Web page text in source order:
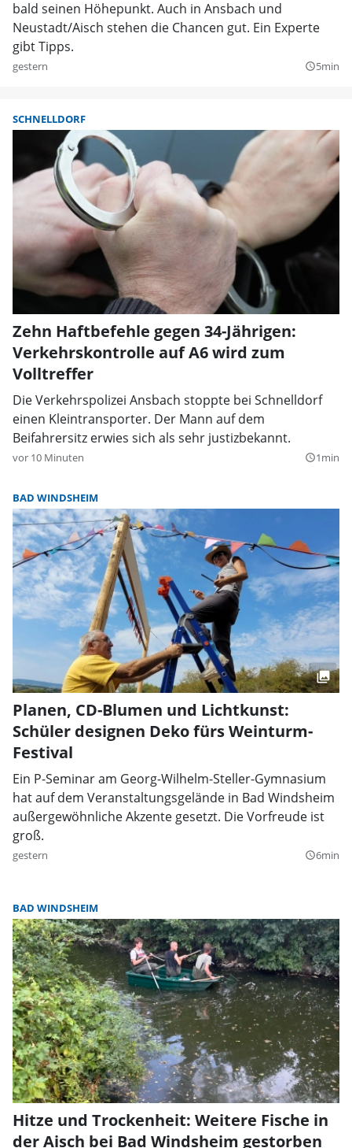
bald seinen Höhepunkt. Auch in Ansbach und
Neustadt/Aisch stehen die Chancen gut. Ein Experte
gibt Tipps.
gestern query_builder5min
SCHNELLDORF
Zehn Haftbefehle gegen 34-Jährigen:
Verkehrskontrolle auf A6 wird zum
Volltreffer
Die Verkehrspolizei Ansbach stoppte bei Schnelldorf
einen Kleintransporter. Der Mann auf dem
Beifahrersitz erwies sich als sehr justizbekannt.
vor 10 Minuten query_builder1min
BAD WINDSHEIM
Planen, CD-Blumen und Lichtkunst:
Schüler designen Deko fürs Weinturm-
Festival
Ein P-Seminar am Georg-Wilhelm-Steller-Gymnasium
hat auf dem Veranstaltungsgelände in Bad Windsheim
außergewöhnliche Akzente gesetzt. Die Vorfreude ist
groß.
gestern query_builder6min
BAD WINDSHEIM
Hitze und Trockenheit: Weitere Fische in
der Aisch bei Bad Windsheim gestorben